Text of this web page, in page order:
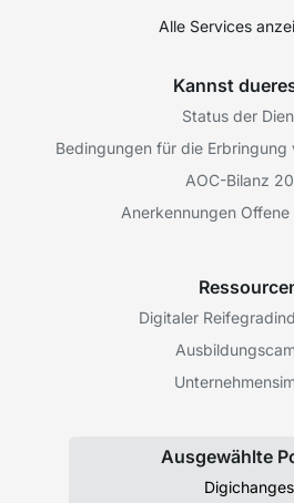
Alle Services
Kannst
Status der
Bedingungen für die Erbringung
AOC-Bilanz
Anerkennungen
Digitaler
Ausgewählte
Digichanges